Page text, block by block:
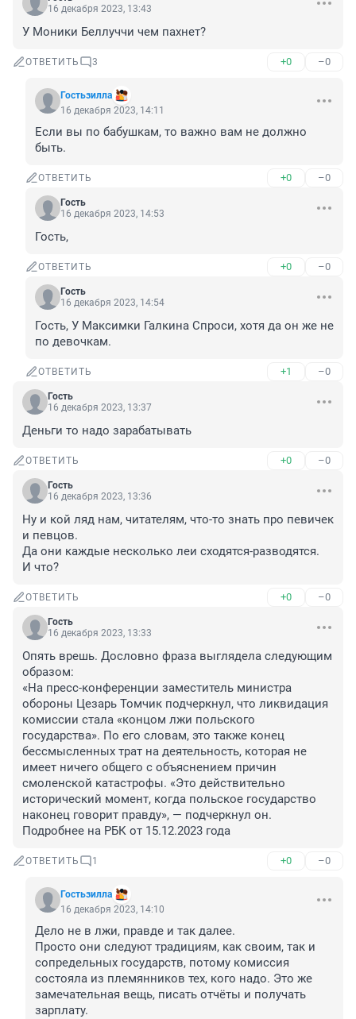
16 декабря 2023, 13:43
У Моники Беллуччи чем пахнет?
ОТВЕТИТЬ 3 +0 –0
Гостьзилла
16 декабря 2023, 14:11
Если вы по бабушкам, то важно вам не должно
быть.
ОТВЕТИТЬ +0 –0
Гость
16 декабря 2023, 14:53
Гость,
ОТВЕТИТЬ +0 –0
Гость
16 декабря 2023, 14:54
Гость, У Максимки Галкина Спроси, хотя да он же не
по девочкам.
ОТВЕТИТЬ +1 –0
Гость
16 декабря 2023, 13:37
Деньги то надо зарабатывать
ОТВЕТИТЬ +0 –0
Гость
16 декабря 2023, 13:36
Ну и кой ляд нам, читателям, что-то знать про певичек
и певцов.
Да они каждые несколько леи сходятся-разводятся.
И что?
ОТВЕТИТЬ +0 –0
Гость
16 декабря 2023, 13:33
Опять врешь. Дословно фраза выглядела следующим
образом:
«На пресс-конференции заместитель министра
обороны Цезарь Томчик подчеркнул, что ликвидация
комиссии стала «концом лжи польского
государства». По его словам, это также конец
бессмысленных трат на деятельность, которая не
имеет ничего общего с объяснением причин
смоленской катастрофы. «Это действительно
исторический момент, когда польское государство
наконец говорит правду», — подчеркнул он.
Подробнее на РБК от 15.12.2023 года
ОТВЕТИТЬ 1 +0 –0
Гостьзилла
16 декабря 2023, 14:10
Дело не в лжи, правде и так далее.
Просто они следуют традициям, как своим, так и
сопредельных государств, потому комиссия
состояла из племянников тех, кого надо. Это же
замечательная вещь, писать отчёты и получать
зарплату.